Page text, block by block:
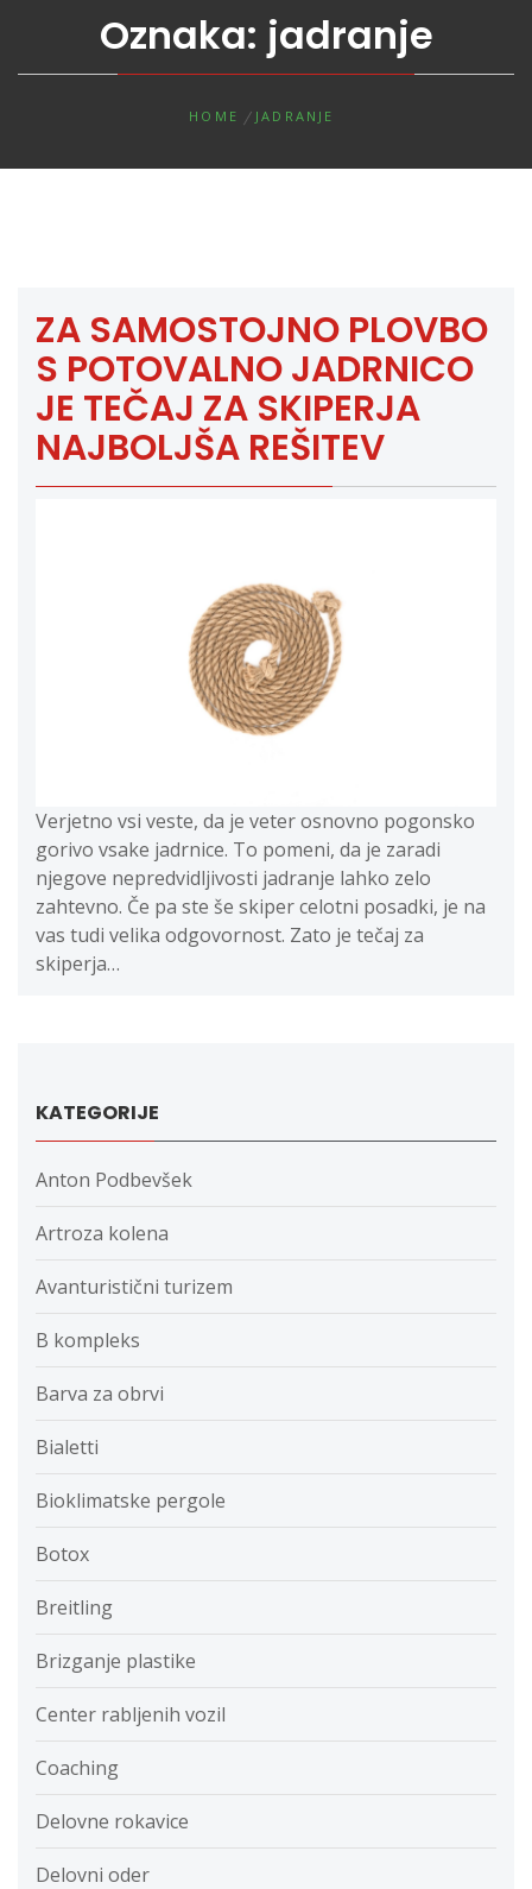
Oznaka: jadranje
HOME JADRANJE
ZA SAMOSTOJNO PLOVBO
S POTOVALNO JADRNICO
JE TEČAJ ZA SKIPERJA
NAJBOLJŠA REŠITEV
Verjetno vsi veste, da je veter osnovno pogonsko
gorivo vsake jadrnice. To pomeni, da je zaradi
njegove nepredvidljivosti jadranje lahko zelo
zahtevno. Če pa ste še skiper celotni posadki, je na
vas tudi velika odgovornost. Zato je tečaj za
skiperja…
KATEGORIJE
Anton Podbevšek
Artroza kolena
Avanturistični turizem
B kompleks
Barva za obrvi
Bialetti
Bioklimatske pergole
Botox
Breitling
Brizganje plastike
Center rabljenih vozil
Coaching
Delovne rokavice
Delovni oder